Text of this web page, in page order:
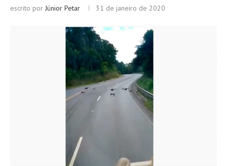
escrito por Júnior Petar 31 de janeiro de 2020